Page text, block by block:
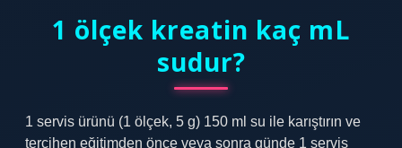
1 ölçek kreatin kaç mL
sudur?
1 servis ürünü (1 ölçek, 5 g) 150 ml su ile karıştırın ve
tercihen eğitimden önce veya sonra günde 1 servis